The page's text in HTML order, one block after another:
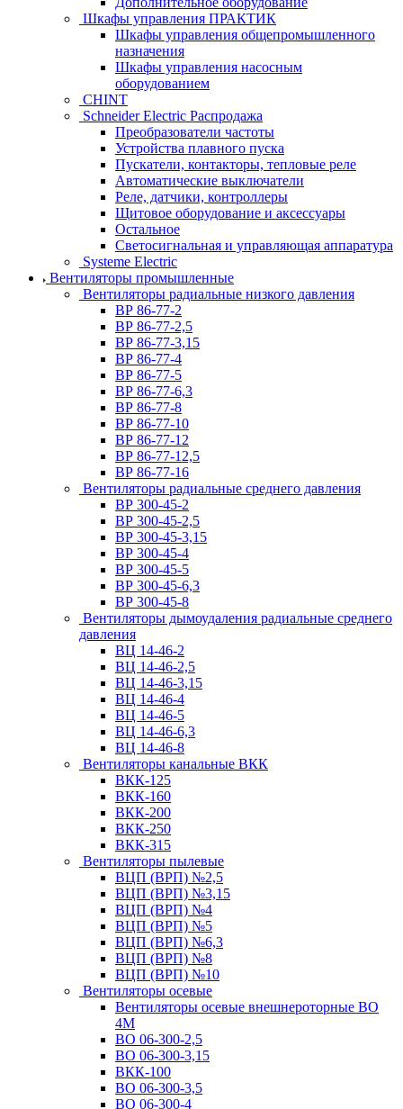
Шкафы управления ПРАКТИК
Шкафы управления общепромышленного
назначения
Шкафы управления насосным
оборудованием
CHINT
Schneider Electric Распродажа
Преобразователи частоты
Устройства плавного пуска
Пускатели, контакторы, тепловые реле
Автоматические выключатели
Реле, датчики, контроллеры
Щитовое оборудование и аксессуары
Остальное
Светосигнальная и управляющая аппаратура
Systeme Electric
Вентиляторы промышленные
Вентиляторы радиальные низкого давления
ВР 86-77-2
ВР 86-77-2,5
ВР 86-77-3,15
ВР 86-77-4
ВР 86-77-5
ВР 86-77-6,3
ВР 86-77-8
ВР 86-77-10
ВР 86-77-12
ВР 86-77-12,5
ВР 86-77-16
Вентиляторы радиальные среднего давления
ВР 300-45-2
ВР 300-45-2,5
ВР 300-45-3,15
ВР 300-45-4
ВР 300-45-5
ВР 300-45-6,3
ВР 300-45-8
Вентиляторы дымоудаления радиальные среднего
давления
ВЦ 14-46-2
ВЦ 14-46-2,5
ВЦ 14-46-3,15
ВЦ 14-46-4
ВЦ 14-46-5
ВЦ 14-46-6,3
ВЦ 14-46-8
Вентиляторы канальные ВКК
ВКК-125
ВКК-160
ВКК-200
ВКК-250
ВКК-315
Вентиляторы пылевые
ВЦП (ВРП) №2,5
ВЦП (ВРП) №3,15
ВЦП (ВРП) №4
ВЦП (ВРП) №5
ВЦП (ВРП) №6,3
ВЦП (ВРП) №8
ВЦП (ВРП) №10
Вентиляторы осевые
Вентиляторы осевые внешнероторные ВО
4М
ВО 06-300-2,5
ВО 06-300-3,15
ВКК-100
ВО 06-300-3,5
ВО 06-300-4